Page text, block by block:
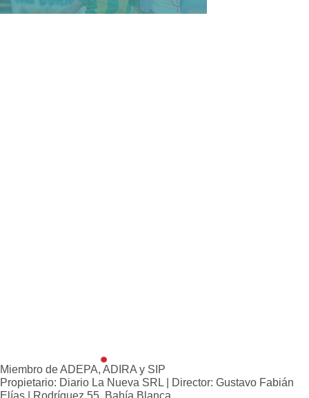
Miembro de ADEPA, ADIRA y SIP
Propietario: Diario La Nueva SRL | Director: Gustavo Fabián